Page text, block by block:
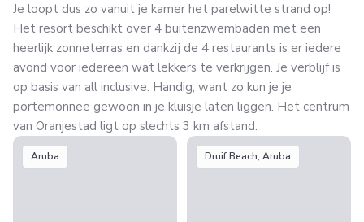
Je loopt dus zo vanuit je kamer het parelwitte strand op!
Het resort beschikt over 4 buitenzwembaden met een
heerlijk zonneterras en dankzij de 4 restaurants is er iedere
avond voor iedereen wat lekkers te verkrijgen. Je verblijf is
op basis van all inclusive. Handig, want zo kun je je
portemonnee gewoon in je kluisje laten liggen. Het centrum
van Oranjestad ligt op slechts 3 km afstand.
Aruba Druif Beach, Aruba